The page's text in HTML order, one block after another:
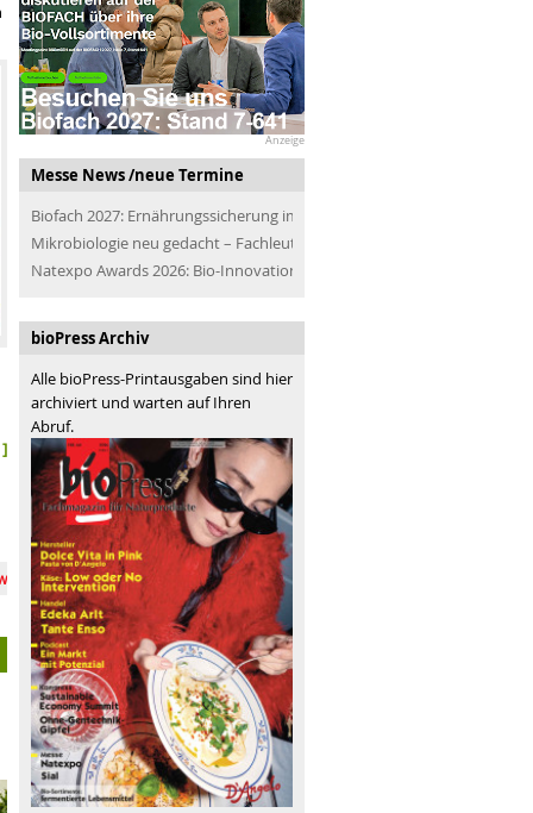
]
Bio-Vollsortiment im LEH: zwischen Anspruch und Realität
Meetingpoint BIOimSEH
Anzeige
Messe News /neue Termine
Biofach 2027: Ernährungssicherung im Blick
Mikrobiologie neu gedacht – Fachleute der Branche treffen
Natexpo Awards 2026: Bio-Innovationen für alle
bioPress Archiv
Alle bioPress-Printausgaben sind hier
archiviert und warten auf Ihren
Abruf.